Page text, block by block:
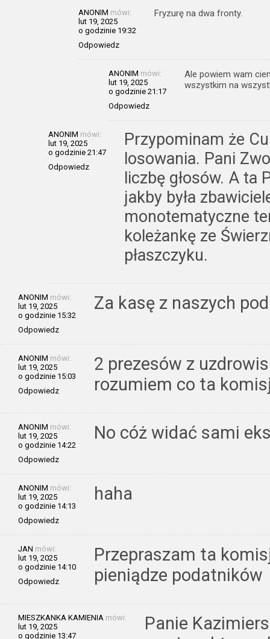
ANONIM mówi:
lut 19, 2025
o godzinie 19:32
Odpowiedz
Fryzurę na dwa fronty.
ANONIM mówi:
lut 19, 2025
o godzinie 21:17
Odpowiedz
Ale powiem wam
wszystkim na
ANONIM mówi:
lut 19, 2025
o godzinie 21:47
Odpowiedz
Przypominam że
losowania. Pani
liczbę głosów. A ta
jakby była
monotematyczne
koleżankę ze
płaszczyku.
ANONIM mówi:
lut 19, 2025
o godzinie 15:32
Odpowiedz
Za kasę z naszych
ANONIM mówi:
lut 19, 2025
o godzinie 15:03
Odpowiedz
2 prezesów z
rozumiem co ta
ANONIM mówi:
lut 19, 2025
o godzinie 14:22
Odpowiedz
No cóż widać sami
ANONIM mówi:
lut 19, 2025
o godzinie 14:13
Odpowiedz
haha
JAN mówi:
lut 19, 2025
o godzinie 14:10
Odpowiedz
Przepraszam ta
pieniądze podatników
MIESZKANKA KAMIENIA mówi:
lut 19, 2025
o godzinie 13:47
Panie